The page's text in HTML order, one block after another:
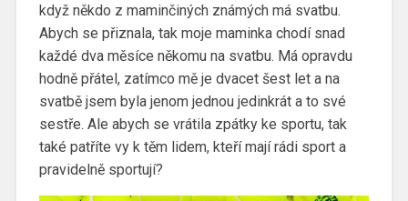
když někdo z maminčiných známých má svatbu.
Abych se přiznala, tak moje maminka chodí snad
každé dva měsíce někomu na svatbu. Má opravdu
hodně přátel, zatímco mě je dvacet šest let a na
svatbě jsem byla jenom jednou jedinkrát a to své
sestře. Ale abych se vrátila zpátky ke sportu, tak
také patříte vy k těm lidem, kteří mají rádi sport a
pravidelně sportují?